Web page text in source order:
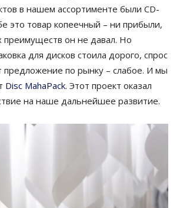
в нашем ассортименте были CD-
это товар копеечный – ни прибыли,
преимуществ он не давал. Но
для дисков стоила дорого, спрос
предложение по рынку – слабое. И мы
Disc MahaPack. Этот проект оказал
на наше дальнейшее развитие.